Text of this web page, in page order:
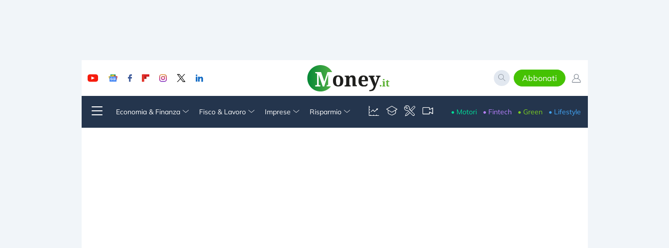
Abbonati
Economia & Finanza Fisco & Lavoro Imprese Risparmio • Motori • Fintech • Green • Lifestyle